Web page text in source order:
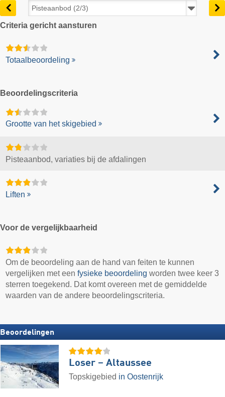
Criteria gericht aansturen
Totaalbeoordeling
Beoordelingscriteria
Grootte van het skigebied
Pisteaanbod, variaties bij de afdalingen
Liften
Voor de vergelijkbaarheid
Om de beoordeling aan de hand van feiten te kunnen
vergelijken met eenfysieke beoordeling worden twee keer 3
sterren toegekend. Dat komt overeen met de gemiddelde
waarden van de andere beoordelingscriteria.
Beoordelingen
Loser – Altaussee
Topskigebied in Oostenrijk